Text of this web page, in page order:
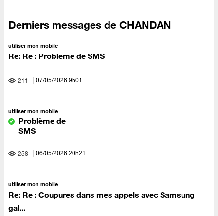
Derniers messages de CHANDAN
utiliser mon mobile
Re: Re : Problème de SMS
211 ‎07/05/20269h01
utiliser mon mobile
Problème de
SMS
258 ‎06/05/202620h21
utiliser mon mobile
Re: Re : Coupures dans mes appels avec Samsung
gal...